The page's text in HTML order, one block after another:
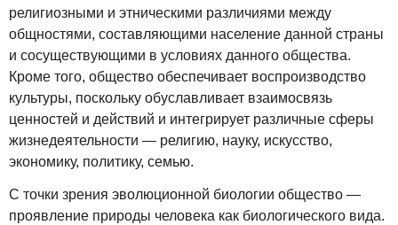
религиозными и этническими различиями между
общностями, составляющими население данной страны
и сосуществующими в условиях данного общества.
Кроме того, общество обеспечивает воспроизводство
культуры, поскольку обуславливает взаимосвязь
ценностей и действий и интегрирует различные сферы
жизнедеятельности — религию, науку, искусство,
экономику, политику, семью.
С точки зрения эволюционной биологии общество —
проявление природы человека как биологического вида.